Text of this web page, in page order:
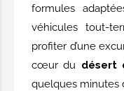
formules
véhicules tout-
profiter d’une
cœur du désert
quelques minutes